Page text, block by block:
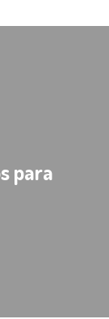
para